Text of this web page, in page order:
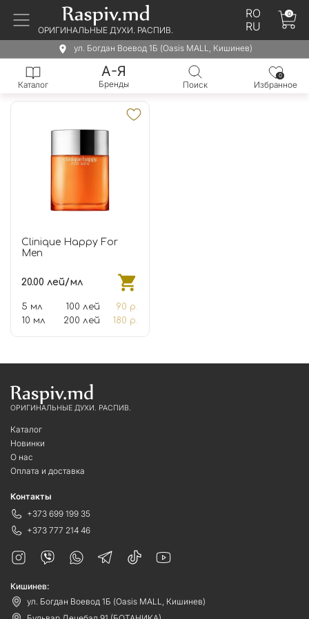
ОРИГИНАЛЬНЫЕ ДУХИ. РАСПИВ.
RO
RU
0
ул. Богдан Воевод 1Б (Oasis MALL, Кишинев)
Каталог
А-Я
Бренды Поиск
0
Избранное
Clinique Happy For
Men
20.00 лей/мл
5 мл 100 лей
90 р.
10 мл
200 лей 180 р.
ОРИГИНАЛЬНЫЕ ДУХИ. РАСПИВ.
Каталог
Новинки
О нас
Оплата и доставка
Контакты
+373 699 199 35
+373 777 214 46
Кишинев:
ул. Богдан Воевод 1Б (Oasis MALL, Кишинев)